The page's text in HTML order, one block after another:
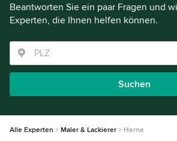
Beantworten Sie ein paar Fragen und
Experten, die Ihnen helfen können.
Suchen
Alle Experten Maler & Lackierer Herne